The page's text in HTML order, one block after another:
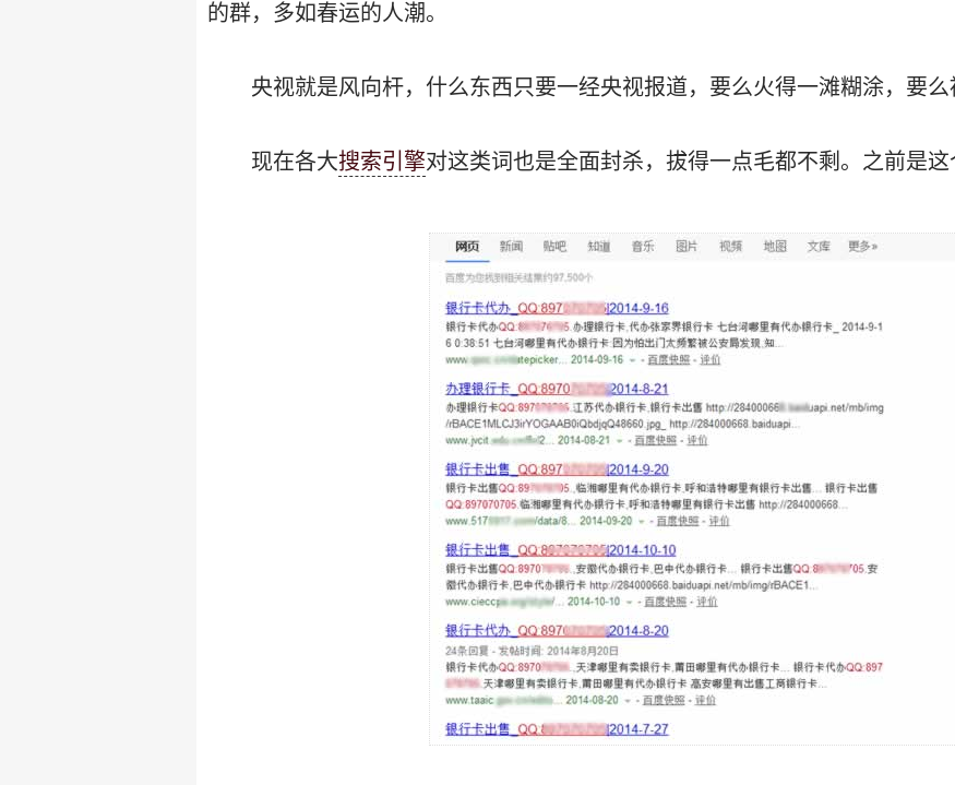
的群，多如春运的人潮。
央视就是风向杆，什么东西只要一经央视报道，要么火得一滩糊涂，要么
现在各大搜索引擎对这类词也是全面封杀，拔得一点毛都不剩。之前是这